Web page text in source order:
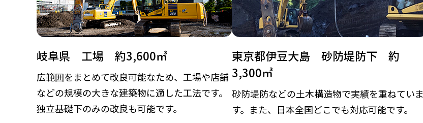
岐阜県 工場 約3,600㎥
広範囲をまとめて改良可能なため、工場や店舗
などの規模の大きな建築物に適した工法です。
独立基礎下のみの改良も可能です。
東京都伊豆大島 砂防堤防下 約
3,300㎥
砂防堤防などの土木構造物で実績を重ねていま
す。また、日本全国どこでも対応可能です。